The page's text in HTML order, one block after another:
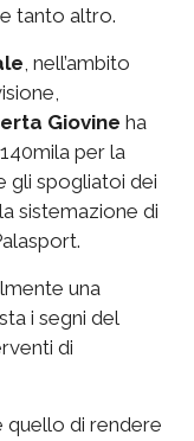
tanto altro.
, nell’ambito
Giovine ha
per la
gli spogliatoi dei
sistemazione di
una
i segni del
di
quello di rendere